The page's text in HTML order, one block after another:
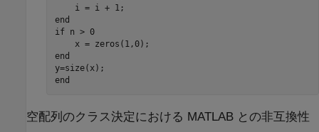
end
if n > 0
end
end
空配列のクラス決定における MATLAB との非互換性